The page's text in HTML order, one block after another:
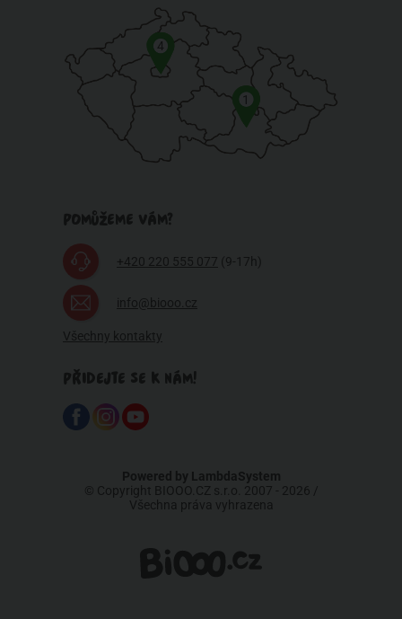
1
4
POMŮŽEME VÁM?
+420 220 555 077 (9-17h)
info@biooo.cz
Všechny kontakty
PŘIDEJTE SE K NÁM!
Powered by LambdaSystem
© Copyright BIOOO.CZ s.r.o. 2007 - 2026 /
Všechna práva vyhrazena